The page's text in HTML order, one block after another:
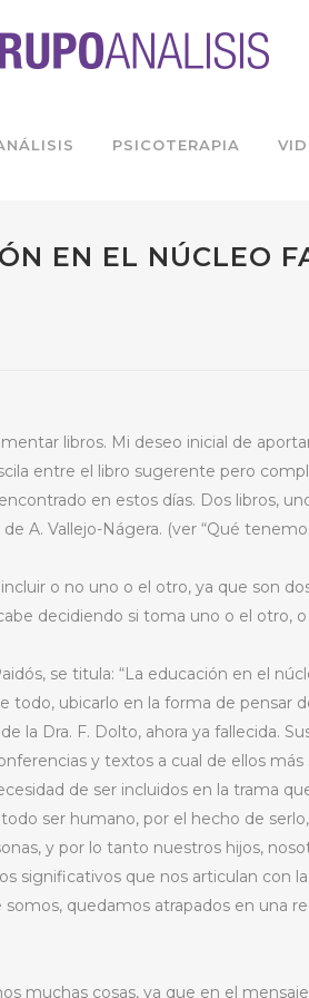
PSICOTERAPIA
EN EL NÚCLEO
libros. Mi deseo inicial de
entre el libro sugerente pero
en estos días. Dos libros,
A. Vallejo-Nágera. (ver “Qué
o no uno o el otro, ya que son
decidiendo si toma uno o el otro,
se titula: “La educación en el
todo, ubicarlo en la forma de
la Dra. F. Dolto, ahora ya fallecida.
y textos a cual de ellos
de ser incluidos en la trama
ser humano, por el hecho de
y por lo tanto nuestros hijos,
significativos que nos articulan con
quedamos atrapados en una
muchas cosas, ya que en el